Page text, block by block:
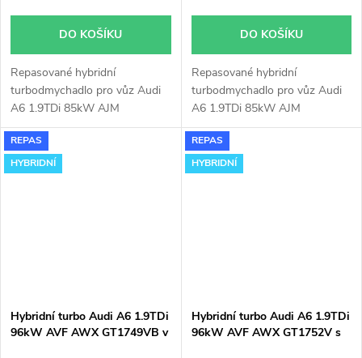
DO KOŠÍKU
Repasované hybridní
turbodmychadlo pro vůz Audi
A6 1.9TDi 85kW AJM
GT1752V s velkým sáním.
DO KOŠÍKU
Repasované hybridní
turbodmychadlo pro vůz Audi
A6 1.9TDi 85kW AJM
GT1752V v originálním obalu.
REPAS
HYBRIDNÍ
Hybridní turbo Audi A6 1.9TDi
96kW AVF AWX GT1749VB v
REPAS
HYBRIDNÍ
Hybridní turbo Audi A6 1.9TDi
96kW AVF AWX GT1752V s